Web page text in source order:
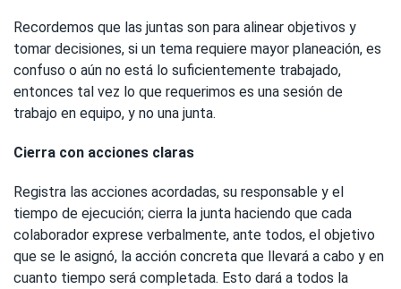
Recordemos que las juntas son para alinear objetivos y
tomar decisiones, si un tema requiere mayor planeación, es
confuso o aún no está lo suficientemente trabajado,
entonces tal vez lo que requerimos es una sesión de
trabajo en equipo, y no una junta.
Cierra con acciones claras
Registra las acciones acordadas, su responsable y el
tiempo de ejecución; cierra la junta haciendo que cada
colaborador exprese verbalmente, ante todos, el objetivo
que se le asignó, la acción concreta que llevará a cabo y en
cuanto tiempo será completada. Esto dará a todos la